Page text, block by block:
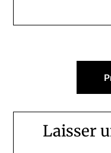
Navigation
Laisser